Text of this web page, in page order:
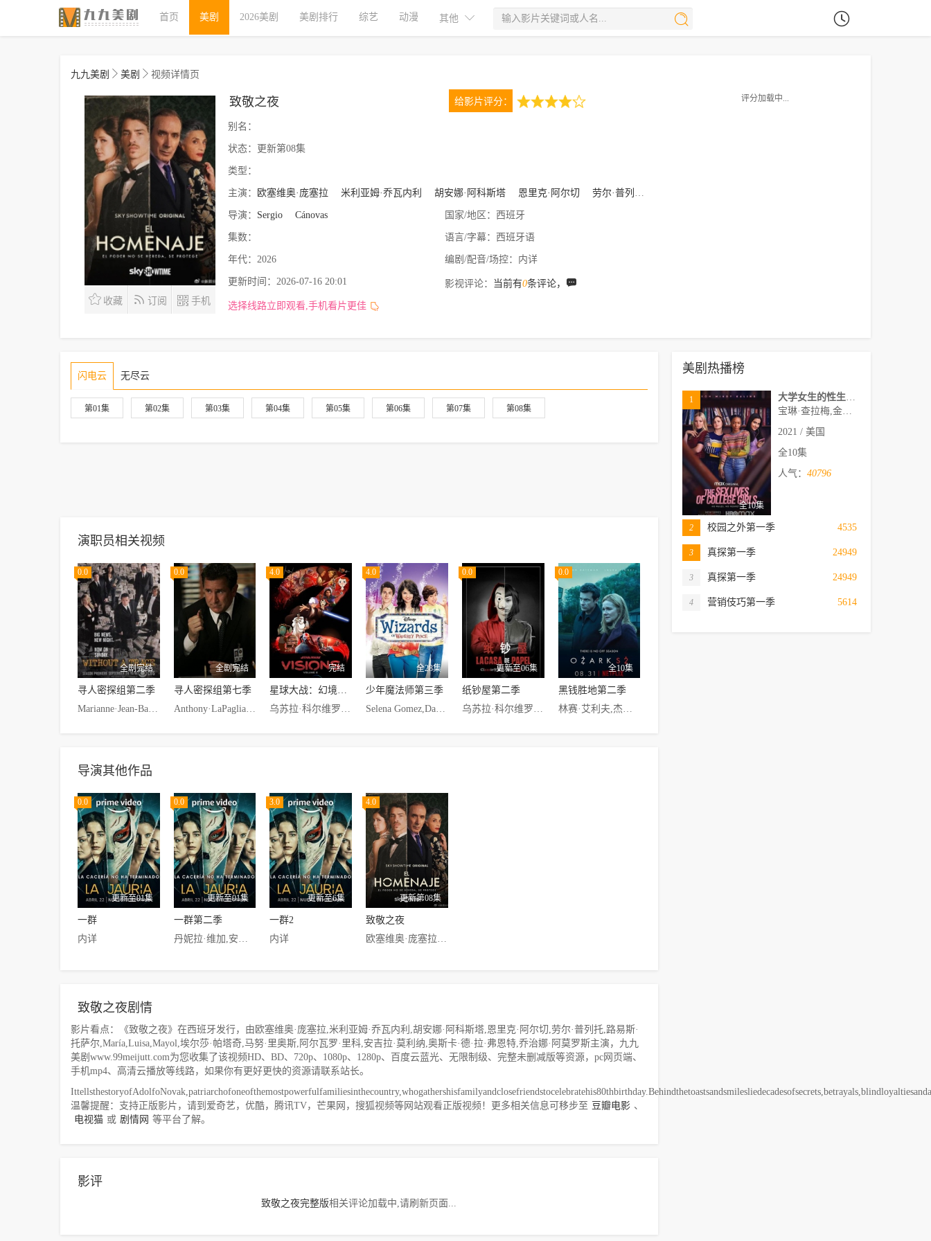
首页 美剧 2026美剧 美剧排行 综艺 动漫 其他
九九美剧 美剧 视频详情页
收藏 订阅 手机
给影片评分：
致敬之夜
别名：
状态： 更新第08集
类型：
主演： 欧塞维奥·庞塞拉 米利亚姆·乔瓦内利 胡安娜·阿科斯塔 恩里克·阿尔切 劳尔·普列托
导演： Sergio Cánovas 国家/地区： 西班牙
集数： 语言/字幕： 西班牙语
年代： 2026 编剧/配音/场控： 内详
更新时间： 2026-07-16 20:01 影视评论： 当前有0条评论，
选择线路立即观看,手机看片更佳
评分加载中...
闪电云 无尽云
第01集 第02集 第03集 第04集 第05集 第06集 第07集 第08集
演职员相关视频
0.0
全剧完结
寻人密探组第二季
0.0
全剧完结
寻人密探组第七季
Anthony·LaPaglia,Poppy·Montgomery,Marianne·Jean-Baptiste,Enrique·Murciano,Roselyn·Sanchez,Eric·Close
4.0
完结
4.0
全28集
少年魔法师第三季
0.0
更新至06集
纸钞屋第二季
0.0
全10集
黑钱胜地第二季
导演其他作品
0.0
更新至01集
一群
内详
0.0
更新至01集
一群第二季
丹妮拉·维加,安东尼娅·泽格斯,玛丽安娜·迪·吉拉莫,阿尔佛莱德·卡斯特罗
3.0
更新至6集
一群2
内详
4.0
更新第08集
致敬之夜
欧塞维奥·庞塞拉,米利亚姆·乔瓦内利,胡安娜·阿科斯塔,恩里克·阿尔切,劳尔·普列托,路易斯·托萨尔,María,Luisa,Mayol,埃尔莎·帕塔奇,马努·里奥斯,阿尔瓦罗·里科,安吉拉·莫利纳,奥斯卡·德·拉·弗恩特,乔治娜·阿莫罗斯
致敬之夜剧情
影片看点：《致敬之夜》在西班牙发行，由欧塞维奥·庞塞拉,米利亚姆·乔瓦内利,胡安娜·阿科斯塔,恩里克·阿尔切,劳尔·普列托,路易斯·
托萨尔,María,Luisa,Mayol,埃尔莎·帕塔奇,马努·里奥斯,阿尔瓦罗·里科,安吉拉·莫利纳,奥斯卡·德·拉·弗恩特,乔治娜·阿莫罗斯主演，九九
美剧www.99meijutt.com为您收集了该视频HD、BD、720p、1080p、1280p、百度云蓝光、无限制级、完整未删减版等资源，pc网页端、
手机mp4、高清云播放等线路，如果你有更好更快的资源请联系站长。
温馨提醒：支持正版影片，请到爱奇艺，优酷，腾讯TV，芒果网，搜狐视频等网站观看正版视频！更多相关信息可移步至 豆瓣电影 、
电视猫 或 剧情网 等平台了解。
影评
致敬之夜完整版相关评论加载中,请刷新页面...
美剧热播榜
全10集
1
2021 / 美国
全10集
人气：40796
2 校园之外第一季 4535
3 真探第一季 24949
3 真探第一季 24949
4 营销伎巧第一季 5614